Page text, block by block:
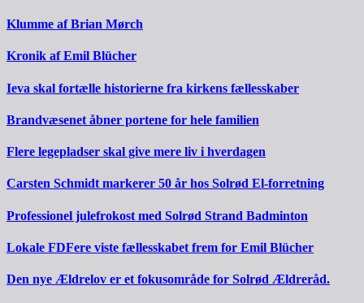
Klumme af Brian Mørch
Kronik af Emil Blücher
Ieva skal fortælle historierne fra kirkens fællesskaber
Brandvæsenet åbner portene for hele familien
Flere legepladser skal give mere liv i hverdagen
Carsten Schmidt markerer 50 år hos Solrød El-forretning
Professionel julefrokost med Solrød Strand Badminton
Lokale FDFere viste fællesskabet frem for Emil Blücher
Den nye Ældrelov er et fokusområde for Solrød Ældreråd.